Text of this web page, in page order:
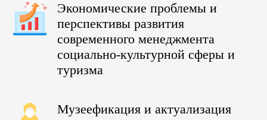
Экономические проблемы и
перспективы развития
современного менеджмента
социально-культурной сферы и
туризма
Музеефикация и актуализация